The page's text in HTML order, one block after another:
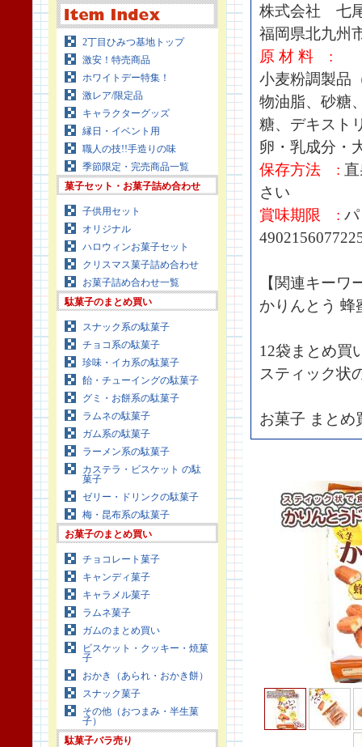
2丁目ひみつ基地トップ
激安！特売商品
ホワイトデー特集！
激レア/限定品
キャラクターグッズ
縁日・イベント用
職人の技!!手造りの味
季節限定・完売商品一覧
菓子セット・お菓子詰め合わせ
子供用セット
オリジナル
ハロウィンお菓子セット
クリスマス菓子詰め合わせ
お菓子詰め合わせ一覧
駄菓子のまとめ買い
スナック系の駄菓子
チョコ系の駄菓子
珍味・イカ系の駄菓子
飴・チューイングの駄菓子
グミ・お餅系の駄菓子
ラムネの駄菓子
ガム系の駄菓子
ラーメン系の駄菓子
カステラ・ビスケット の駄
菓子
ゼリー・ドリンクの駄菓子
梅・昆布系の駄菓子
お菓子のまとめ買い
チョコレート菓子
キャンディ菓子
キャラメル菓子
ラムネ菓子
ガムのまとめ買い
ビスケット・クッキー・焼菓
子
おかき（あられ・おかき餅）
スナック菓子
その他（おつまみ・半生菓
子）
駄菓子バラ売り
株式会社 七
福岡県北九州
原 材 料 :
小麦粉調製品
物油脂、砂糖
糖、デキスト
卵・乳成分・
保存方法 :
さい
賞味期限 :
【関連キーワ
かりんとう 蜂
12袋まとめ買
スティック状
お菓子 まとめ